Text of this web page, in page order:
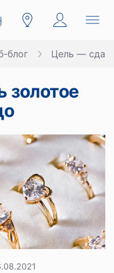
блог Цель —
золотое